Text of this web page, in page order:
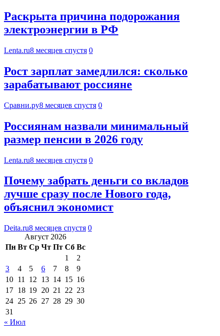
Раскрыта причина подорожания
электроэнергии в РФ
Lenta.ru8 месяцев спустя 0
Рост зарплат замедлился: сколько
зарабатывают россияне
Сравни.ру8 месяцев спустя 0
Россиянам назвали минимальный
размер пенсии в 2026 году
Lenta.ru8 месяцев спустя 0
Почему забрать деньги со вкладов
лучше сразу после Нового года,
объяснил экономист
Deita.ru8 месяцев спустя 0
Август 2026
Пн Вт Ср Чт Пт Сб Вс
1
2
3
4 5 6 7 8
9
10 11 12 13 14 15 16
17 18 19 20 21 22 23
24 25 26 27 28 29 30
31
« Июл